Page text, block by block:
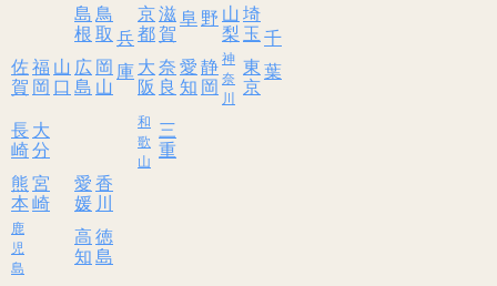
阜 野
島
根
鳥
取 兵
庫
京
都
滋
賀
山
梨
埼
玉 千
葉
佐
賀
福
岡
山
口
広
島
岡
山
大
阪
奈
良
愛
知
静
岡
神
奈
川
東
京
長
崎
大
分
和
歌
山
三
重
熊
本
宮
崎
愛
媛
香
川
鹿
児
島
高
知
徳
島